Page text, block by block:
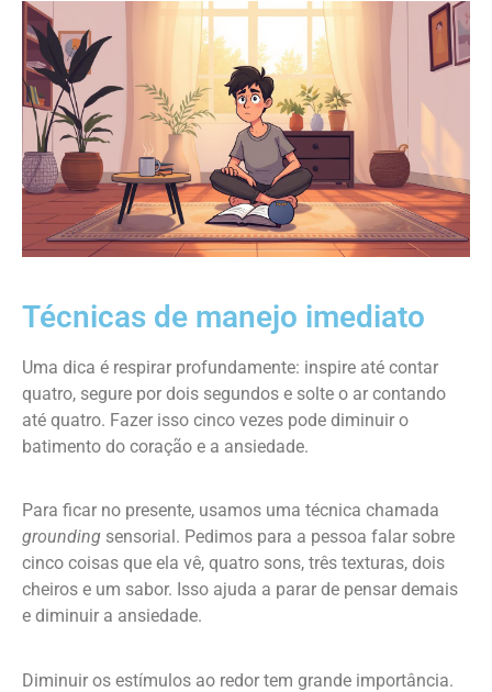
Técnicas de manejo imediato
Uma dica é respirar profundamente: inspire até contar
quatro, segure por dois segundos e solte o ar contando
até quatro. Fazer isso cinco vezes pode diminuir o
batimento do coração e a ansiedade.
Para ficar no presente, usamos uma técnica chamada
grounding sensorial. Pedimos para a pessoa falar sobre
cinco coisas que ela vê, quatro sons, três texturas, dois
cheiros e um sabor. Isso ajuda a parar de pensar demais
e diminuir a ansiedade.
Diminuir os estímulos ao redor tem grande importância.